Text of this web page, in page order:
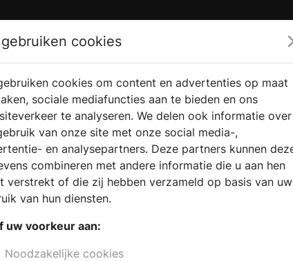
VERKOOPLOCATIE
VINDEN
WEBSHOP
cookies
cookies om content en advertenties op maat
sociale mediafuncties aan te bieden en ons
te analyseren. We delen ook informatie over
van onze site met onze social media-,
en analysepartners. Deze partners kunnen
combineren met andere informatie die u aan hen
verstrekt of die zij hebben verzameld op basis van uw
van hun diensten.
uw voorkeur aan:
Noodzakelijke cookies